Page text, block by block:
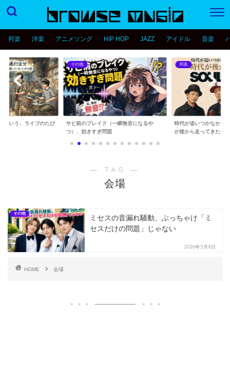
邦楽 洋楽 アニメソング HIP HOP JAZZ アイドル 音楽
という、ライブのたび
その他
サビ前のブレイク（一瞬無音になるや
つ）、効きすぎ問題
邦楽
時代が追いつかなかっ
が後から走ってきた...
― TAG ―
会場
その他
ミセスの音漏れ騒動、ぶっちゃけ「ミ
セスだけの問題」じゃない
2026年5月8日
HOME 会場